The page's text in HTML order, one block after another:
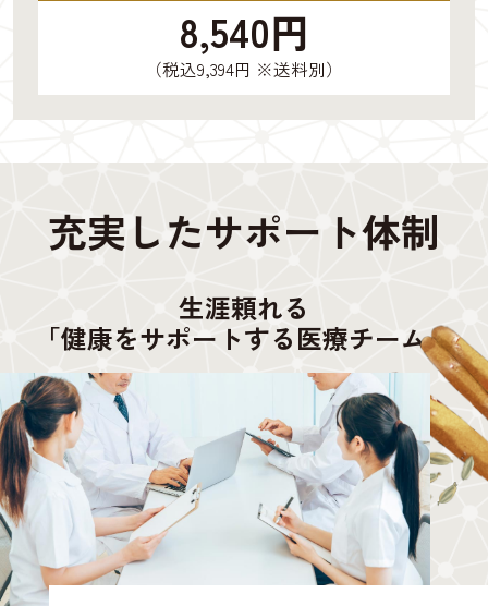
8,540円
（税込9,394円 ※送料別）
充実したサポート体制
生涯頼れる
「健康をサポートする医療チーム」